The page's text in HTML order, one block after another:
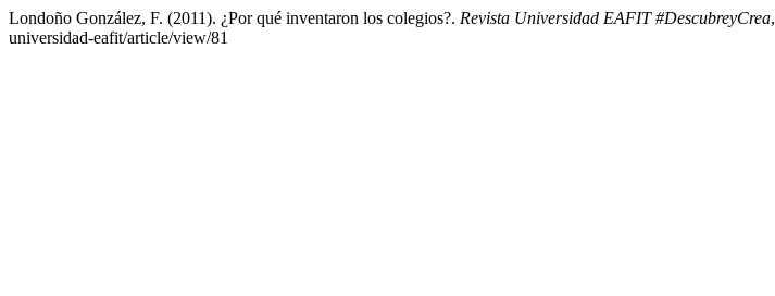
Londoño González, F. (2011). ¿Por qué inventaron los colegios?. Revista Universidad EAFIT #DescubreyCrea,
universidad-eafit/article/view/81